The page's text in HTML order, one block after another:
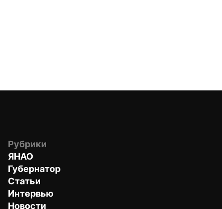
Рубрики
ЯНАО
Губернатор
Статьи
Интервью
Новости